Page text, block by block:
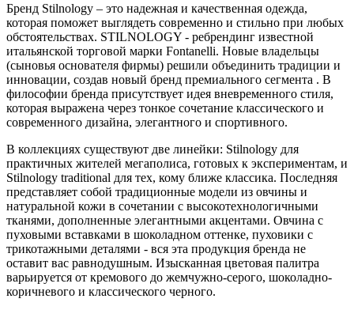
Бренд Stilnology – это надежная и качественная одежда,
которая поможет выглядеть современно и стильно при любых
обстоятельствах. STILNOLOGY - ребрендинг известной
итальянской торговой марки Fontanelli. Новые владельцы
(сыновья основателя фирмы) решили объединить традиции и
инновации, создав новый бренд премиального сегмента . В
философии бренда присутствует идея вневременного стиля,
которая выражена через тонкое сочетание классического и
современного дизайна, элегантного и спортивного.
В коллекциях существуют две линейки: Stilnology для
практичных жителей мегаполиса, готовых к экспериментам, и
Stilnology traditional для тех, кому ближе классика. Последняя
представляет собой традиционные модели из овчины и
натуральной кожи в сочетании с высокотехнологичными
тканями, дополненные элегантными акцентами. Овчина с
пуховыми вставками в шоколадном оттенке, пуховики с
трикотажными деталями - вся эта продукция бренда не
оставит вас равнодушным. Изысканная цветовая палитра
варьируется от кремового до жемчужно-серого, шоколадно-
коричневого и классического черного.